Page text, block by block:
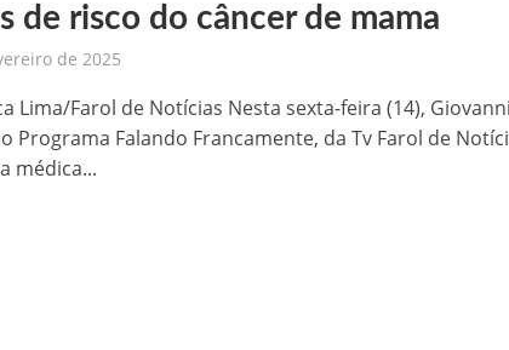
nesta terça-feira (03)
com seis minicomputadores pelo Governo do Estado
BR-407, em Petrolina
de risco do câncer de mama
de 2025
Lima/Farol de Notícias Nesta sexta-feira (14),
Programa Falando Francamente, da Tv Farol de
médica...